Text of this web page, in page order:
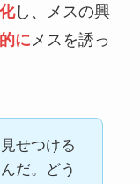
し、メスの興
にメスを誘っ
せつける
だ。どう